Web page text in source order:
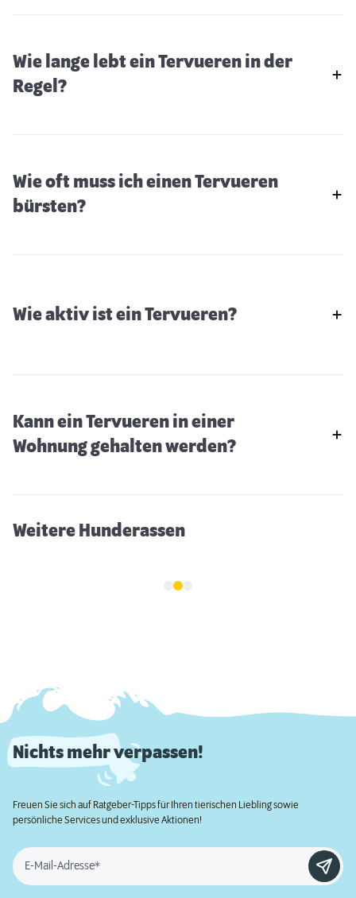
Wie lange lebt ein Tervueren in der
Regel?
Wie oft muss ich einen Tervueren
bürsten?
Wie aktiv ist ein Tervueren?
Kann ein Tervueren in einer
Wohnung gehalten werden?
Weitere Hunderassen
Kokoni
Nichts mehr verpassen!
Freuen Sie sich auf Ratgeber-Tipps für Ihren tierischen Liebling sowie
persönliche Services und exklusive Aktionen!
E-Mail-Adresse*